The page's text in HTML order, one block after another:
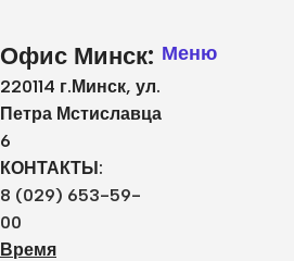
Офис Минск:
220114 г.Минск, ул.
Петра Мстиславца
6
КОНТАКТЫ:
8 (029) 653-59-
00
Время
Меню